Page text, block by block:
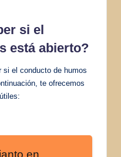
si el
está abierto?
si el conducto de humos
te ofrecemos
en